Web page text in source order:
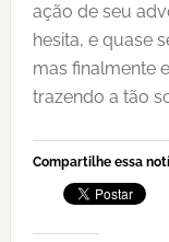
ação de seu
hesita, e quase
mas finalmente
trazendo a tão
Compartilhe essa